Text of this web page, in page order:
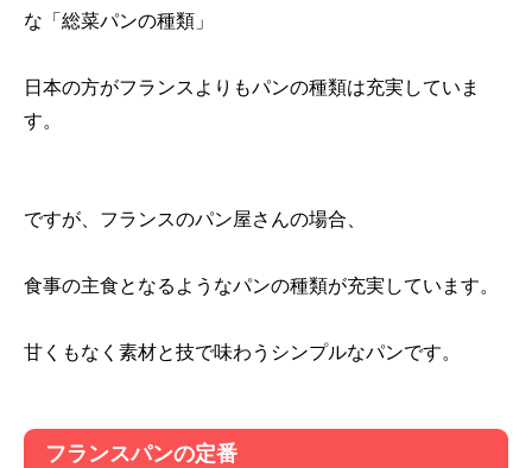
な「総菜パンの種類」
日本の方がフランスよりもパンの種類は充実していま
す。
ですが、フランスのパン屋さんの場合、
食事の主食となるようなパンの種類が充実しています。
甘くもなく素材と技で味わうシンプルなパンです。
フランスパンの定番